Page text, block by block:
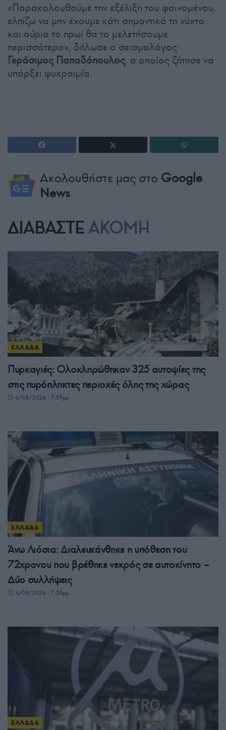
«Παρακολουθούμε την εξέλιξη του φαινομένου,
ελπίζω να μην έχουμε κάτι σημαντικό τη νύχτα
και αύριο το πρωί θα το μελετήσουμε
περισσότερο», δήλωσε ο σεισμολόγος
Γεράσιμος Παπαδόπουλος, ο οποίος ζήτησε να
υπάρξει ψυχραιμία.
Ακολουθήστε μας στο Google
News
ΔΙΑΒΑΣΤΕ ΑΚΟΜΗ
ΕΛΛΑΔΑ
Πυρκαγιές: Ολοκληρώθηκαν 325 αυτοψίες της
στις πυρόπληκτες περιοχές όλης της χώρας
6/08/2026 - 7:59μμ
ΕΛΛΑΔΑ
Άνω Λιόσια: Διαλευκάνθηκε η υπόθεση του
72χρονου που βρέθηκε νεκρός σε αυτοκίνητο –
Δύο συλλήψεις
6/08/2026 - 7:30μμ
ΕΛΛΑΔΑ